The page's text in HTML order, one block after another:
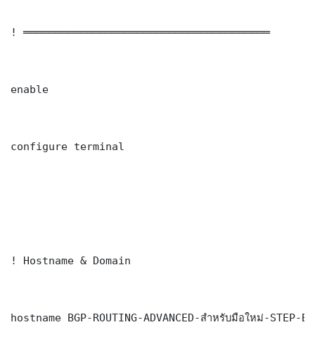
! ═══════════════════════════════════════
enable
configure terminal
! Hostname & Domain
hostname BGP-ROUTING-ADVANCED-สำหรับมือใหม่-STEP-